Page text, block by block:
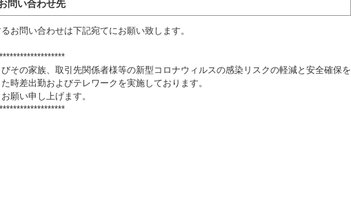
問い合わせ先
お問い合わせは下記宛てにお願い致します。
その家族、取引先関係者様等の新型コロナウィルスの感染リスクの軽減と安全確保を
時差出勤およびテレワークを実施しております。
願い申し上げます。